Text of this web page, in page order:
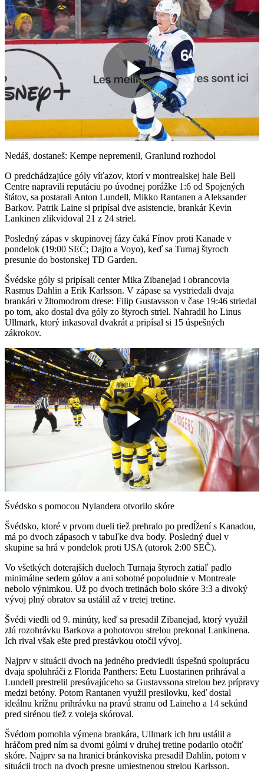
Play
Video
Nedáš, dostaneš: Kempe nepremenil, Granlund rozhodol
O predchádzajúce góly víťazov, ktorí v montrealskej hale Bell
Centre napravili reputáciu po úvodnej porážke 1:6 od Spojených
štátov, sa postarali Anton Lundell, Mikko Rantanen a Aleksander
Barkov. Patrik Laine si pripísal dve asistencie, brankár Kevin
Lankinen zlikvidoval 21 z 24 striel.
Posledný zápas v skupinovej fázy čaká Fínov proti Kanade v
pondelok (19:00 SEČ; Dajto a Voyo), keď sa Turnaj štyroch
presunie do bostonskej TD Garden.
Švédske góly si pripísali center Mika Zibanejad i obrancovia
Rasmus Dahlin a Erik Karlsson. V zápase sa vystriedali dvaja
brankári v žltomodrom drese: Filip Gustavsson v čase 19:46 striedal
po tom, ako dostal dva góly zo štyroch striel. Nahradil ho Linus
Ullmark, ktorý inkasoval dvakrát a pripísal si 15 úspešných
zákrokov.
Play
Video
Švédsko s pomocou Nylandera otvorilo skóre
Švédsko, ktoré v prvom dueli tiež prehralo po predĺžení s Kanadou,
má po dvoch zápasoch v tabuľke dva body. Posledný duel v
skupine sa hrá v pondelok proti USA (utorok 2:00 SEČ).
Vo všetkých doterajších dueloch Turnaja štyroch zatiaľ padlo
minimálne sedem gólov a ani sobotné popoludnie v Montreale
nebolo výnimkou. Už po dvoch tretinách bolo skóre 3:3 a divoký
vývoj plný obratov sa ustálil až v tretej tretine.
Švédi viedli od 9. minúty, keď sa presadil Zibanejad, ktorý využil
zlú rozohrávku Barkova a pohotovou strelou prekonal Lankinena.
Ich rival však ešte pred prestávkou otočil vývoj.
Najprv v situácii dvoch na jedného predviedli úspešnú spoluprácu
dvaja spoluhráči z Florida Panthers: Eetu Luostarinen prihrával a
Lundell prestrelil presúvajúceho sa Gustavssona strelou bez prípravy
medzi betóny. Potom Rantanen využil presilovku, keď dostal
ideálnu krížnu prihrávku na pravú stranu od Laineho a 14 sekúnd
pred sirénou tiež z voleja skóroval.
Švédom pomohla výmena brankára, Ullmark ich hru ustálil a
hráčom pred ním sa dvomi gólmi v druhej tretine podarilo otočiť
skóre. Najprv sa na hranici bránkoviska presadil Dahlin, potom v
situácii troch na dvoch presne umiestnenou strelou Karlsson.